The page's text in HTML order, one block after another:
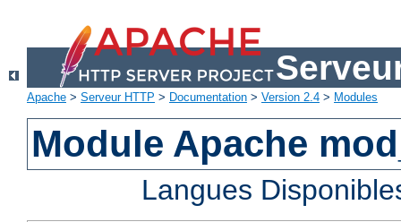
Apache > Serveur HTTP > Documentation > Version 2.4 > Modules
Module Apache
Langues